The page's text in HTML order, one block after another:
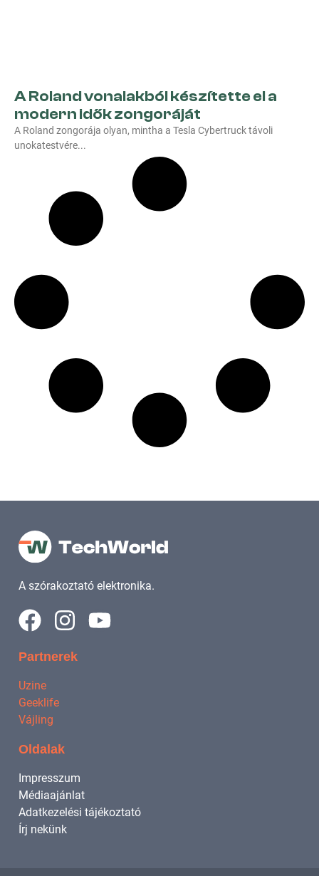
A Roland vonalakból készítette el a
modern idők zongoráját
A Roland zongorája olyan, mintha a Tesla Cybertruck távoli
unokatestvére
A szórakoztató elektronika.
Partnerek
Uzine
Geeklife
Vájling
Oldalak
Impresszum
Médiaajánlat
Adatkezelési tájékoztató
Írj nekünk